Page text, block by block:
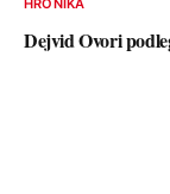
HRONIKA
Dejvid Ovori